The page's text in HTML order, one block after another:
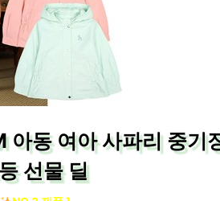
동 여아 사파리 중기
선물 딜